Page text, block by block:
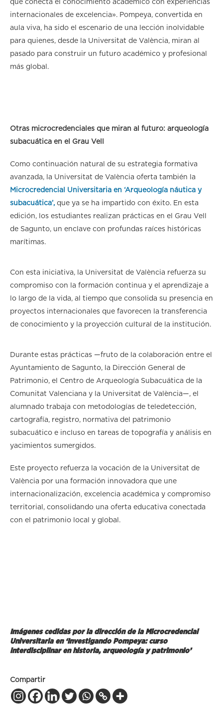
que conecta el conocimiento académico con experiencias
internacionales de excelencia». Pompeya, convertida en
aula viva, ha sido el escenario de una lección inolvidable
para quienes, desde la Universitat de València, miran al
pasado para construir un futuro académico y profesional
más global.
Otras microcredenciales que miran al futuro: arqueología
subacuática en el Grau Vell
Como continuación natural de su estrategia formativa
avanzada, la Universitat de València oferta también la
Microcredencial Universitaria en ‘Arqueología náutica y
subacuática’, que ya se ha impartido con éxito. En esta
edición, los estudiantes realizan prácticas en el Grau Vell
de Sagunto, un enclave con profundas raíces históricas
marítimas.
Con esta iniciativa, la Universitat de València refuerza su
compromiso con la formación continua y el aprendizaje a
lo largo de la vida, al tiempo que consolida su presencia en
proyectos internacionales que favorecen la transferencia
de conocimiento y la proyección cultural de la institución.
Durante estas prácticas —fruto de la colaboración entre el
Ayuntamiento de Sagunto, la Dirección General de
Patrimonio, el Centro de Arqueología Subacuática de la
Comunitat Valenciana y la Universitat de València—, el
alumnado trabaja con metodologías de teledetección,
cartografía, registro, normativa del patrimonio
subacuático e incluso en tareas de topografía y análisis en
yacimientos sumergidos.
Este proyecto refuerza la vocación de la Universitat de
València por una formación innovadora que une
internacionalización, excelencia académica y compromiso
territorial, consolidando una oferta educativa conectada
con el patrimonio local y global.
Imágenes cedidas por la dirección de laMicrocredencial
Universitaria en ‘Investigando Pompeya: curso
interdisciplinar en historia, arqueología y patrimonio’
Compartir